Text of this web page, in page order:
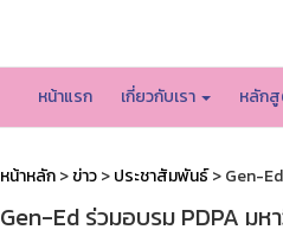
หน้าแรก เกี่ยวกับเรา หลัก
หน้าหลัก>ข่าว>ประชาสัมพันธ์> Gen-
Gen-Ed ร่วมอบรม PDPA ม